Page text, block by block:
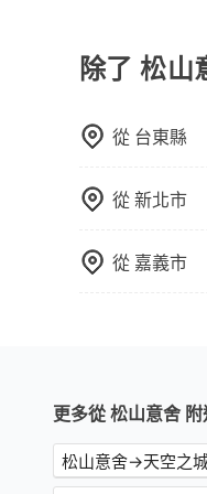
付額外的費用
除了 松
從 台東縣
從新北市
從 嘉義市
更多從 松山意舍
松山意舍→天空之